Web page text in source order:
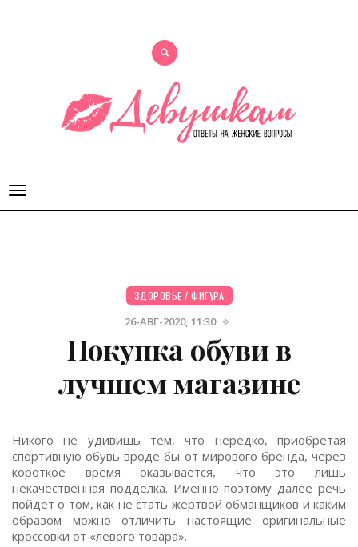
Открыть
меню
ЗДОРОВЬЕ /ФИГУРА
26-АВГ-2020, 11:30
Покупка обуви в
лучшем магазине
Никого не удивишь тем, что нередко, приобретая
спортивную обувь вроде бы от мирового бренда, через
короткое время оказывается, что это лишь
некачественная подделка. Именно поэтому далее речь
пойдёт о том, как не стать жертвой обманщиков и каким
образом можно отличить настоящие оригинальные
кроссовки от «левого товара».